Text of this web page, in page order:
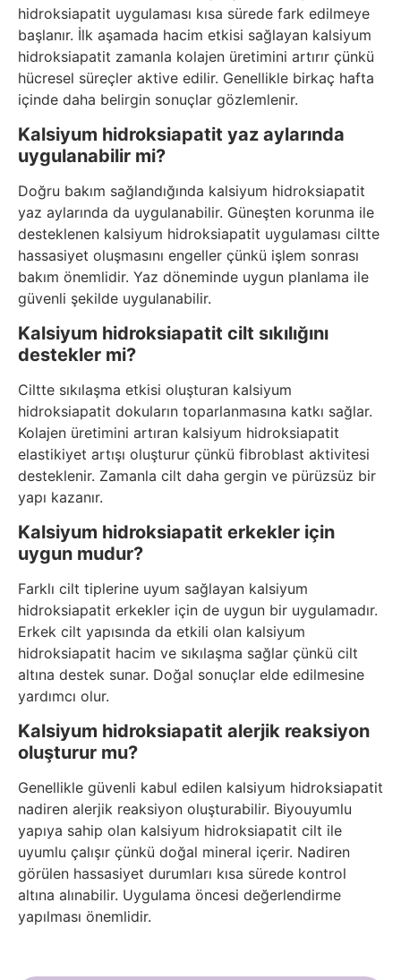
hidroksiapatit uygulaması kısa sürede fark edilmeye
başlanır. İlk aşamada hacim etkisi sağlayan kalsiyum
hidroksiapatit zamanla kolajen üretimini artırır çünkü
hücresel süreçler aktive edilir. Genellikle birkaç hafta
içinde daha belirgin sonuçlar gözlemlenir.
Kalsiyum hidroksiapatit yaz aylarında
uygulanabilir mi?
Doğru bakım sağlandığında kalsiyum hidroksiapatit
yaz aylarında da uygulanabilir. Güneşten korunma ile
desteklenen kalsiyum hidroksiapatit uygulaması ciltte
hassasiyet oluşmasını engeller çünkü işlem sonrası
bakım önemlidir. Yaz döneminde uygun planlama ile
güvenli şekilde uygulanabilir.
Kalsiyum hidroksiapatit cilt sıkılığını
destekler mi?
Ciltte sıkılaşma etkisi oluşturan kalsiyum
hidroksiapatit dokuların toparlanmasına katkı sağlar.
Kolajen üretimini artıran kalsiyum hidroksiapatit
elastikiyet artışı oluşturur çünkü fibroblast aktivitesi
desteklenir. Zamanla cilt daha gergin ve pürüzsüz bir
yapı kazanır.
Kalsiyum hidroksiapatit erkekler için
uygun mudur?
Farklı cilt tiplerine uyum sağlayan kalsiyum
hidroksiapatit erkekler için de uygun bir uygulamadır.
Erkek cilt yapısında da etkili olan kalsiyum
hidroksiapatit hacim ve sıkılaşma sağlar çünkü cilt
altına destek sunar. Doğal sonuçlar elde edilmesine
yardımcı olur.
Kalsiyum hidroksiapatit alerjik reaksiyon
oluşturur mu?
Genellikle güvenli kabul edilen kalsiyum hidroksiapatit
nadiren alerjik reaksiyon oluşturabilir. Biyouyumlu
yapıya sahip olan kalsiyum hidroksiapatit cilt ile
uyumlu çalışır çünkü doğal mineral içerir. Nadiren
görülen hassasiyet durumları kısa sürede kontrol
altına alınabilir. Uygulama öncesi değerlendirme
yapılması önemlidir.